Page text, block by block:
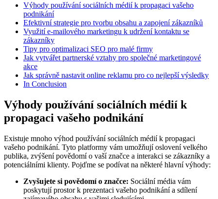
Výhody používání sociálních médií k propagaci vašeho
podnikání
Efektivní strategie pro tvorbu obsahu a zapojení zákazníků
Využití e-mailového marketingu k udržení kontaktu se
zákazníky
Tipy pro optimalizaci SEO pro malé firmy
Jak vytvářet partnerské vztahy pro společné marketingové
akce
Jak správně nastavit online reklamu pro co nejlepší výsledky
In Conclusion
Výhody používání sociálních médií k
propagaci vašeho podnikání
Existuje mnoho výhod používání sociálních médií k propagaci
vašeho podnikání. Tyto platformy vám umožňují oslovení velkého
publika, zvýšení povědomí o vaší značce a interakci se zákazníky a
potenciálními klienty. Pojďme se podívat na některé hlavní výhody:
Zvyšujete si povědomí o značce: Sociální média vám
poskytují prostor k prezentaci vašeho podnikání a sdílení